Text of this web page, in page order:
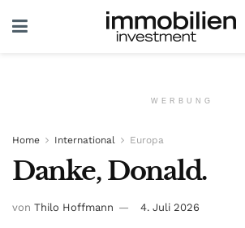
WERBUNG
Home International Europa
Danke, Donald.
von Thilo Hoffmann 4. Juli 2026